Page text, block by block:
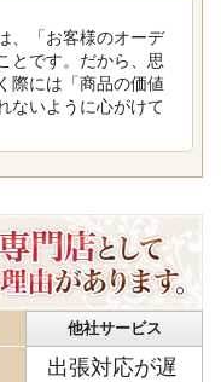
、「お客様のオーデ
とです。だから、思
際には「商品の価値
ないように心がけて
他社サービス
出張対応が遅